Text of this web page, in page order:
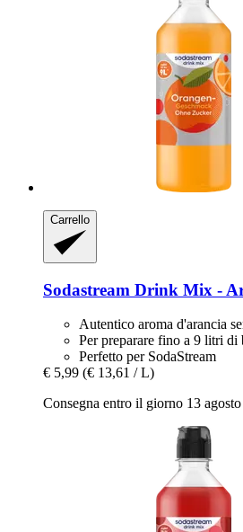
Carrello
Sodastream Drink Mix -​
Autentico aroma d'arancia
Per preparare fino a 9 litri di
Perfetto per SodaStream
€ 5,99 (€ 13,61 / L)
Consegna entro il giorno 13 agosto